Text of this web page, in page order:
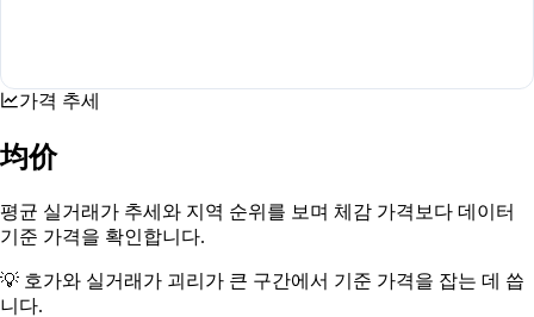
가격 추세
均价
평균 실거래가 추세와 지역 순위를 보며 체감 가격보다 데이터
기준 가격을 확인합니다.
💡 호가와 실거래가 괴리가 큰 구간에서 기준 가격을 잡는 데 씁
니다.